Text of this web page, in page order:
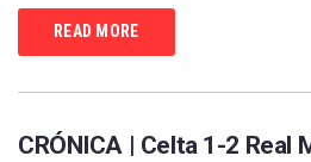
READ MORE
CRÓNICA | Celta 1-2 Real